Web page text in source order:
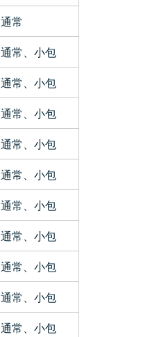
通常
通常、小包
通常、小包
通常、小包
通常、小包
通常、小包
通常、小包
通常、小包
通常、小包
通常、小包
通常、小包